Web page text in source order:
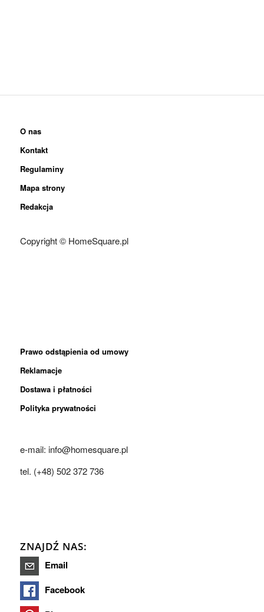
O nas
Kontakt
Regulaminy
Mapa strony
Redakcja
Copyright © HomeSquare.pl
Prawo odstąpienia od umowy
Reklamacje
Dostawa i płatności
Polityka prywatności
e-mail: info@homesquare.pl
tel. (+48) 502 372 736
ZNAJDŹ NAS:
Email
Facebook